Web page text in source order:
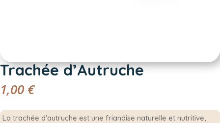
Trachée d’Autruche
1,00€
La trachée d’autruche est une friandise naturelle et nutritive,